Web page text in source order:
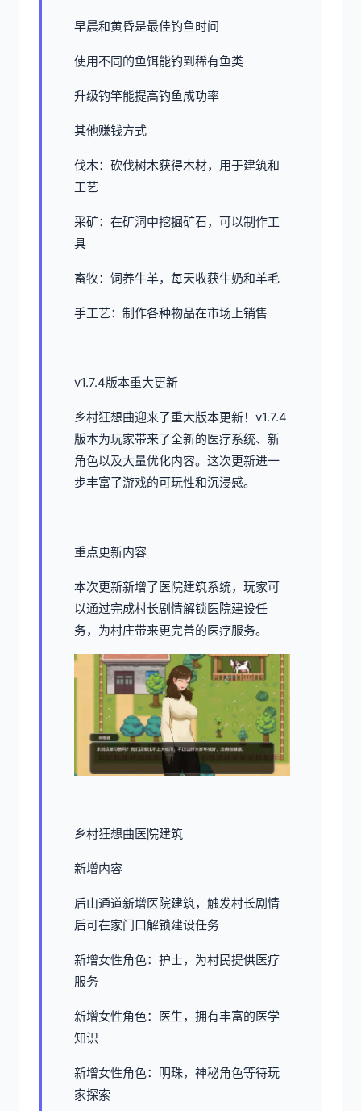
早晨和黄昏是最佳钓鱼时间
使用不同的鱼饵能钓到稀有鱼类
升级钓竿能提高钓鱼成功率
其他赚钱方式
伐木：砍伐树木获得木材，用于建筑和
工艺
采矿：在矿洞中挖掘矿石，可以制作工
具
畜牧：饲养牛羊，每天收获牛奶和羊毛
手工艺：制作各种物品在市场上销售
v1.7.4版本重大更新
乡村狂想曲迎来了重大版本更新！v1.7.4
版本为玩家带来了全新的医疗系统、新
角色以及大量优化内容。这次更新进一
步丰富了游戏的可玩性和沉浸感。
重点更新内容
本次更新新增了医院建筑系统，玩家可
以通过完成村长剧情解锁医院建设任
务，为村庄带来更完善的医疗服务。
乡村狂想曲医院建筑
新增内容
后山通道新增医院建筑，触发村长剧情
后可在家门口解锁建设任务
新增女性角色：护士，为村民提供医疗
服务
新增女性角色：医生，拥有丰富的医学
知识
新增女性角色：明珠，神秘角色等待玩
家探索